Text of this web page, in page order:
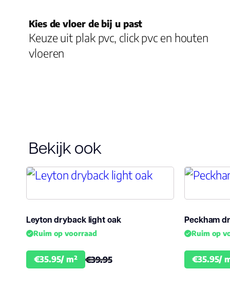
Kies de vloer de bij u past
Keuze uit plak pvc, click pvc en houten
vloeren
Bekijk ook
Leyton dryback light oak
Ruim op voorraad
€35.95/ m² €39.95
Peckham
Ruim op
€35.95/